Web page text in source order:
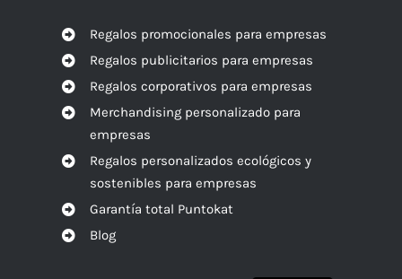
Regalos promocionales para empresas
Regalos publicitarios para empresas
Regalos corporativos para empresas
Merchandising personalizado para
empresas
Regalos personalizados ecológicos y
sostenibles para empresas
Garantía total Puntokat
Blog